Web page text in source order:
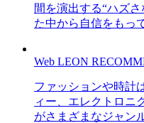
間を演出する“ハズ
た中から自信をもっ
Web LEON
ファッションや時計
ィー、エレクトロニ
がさまざまなジャン